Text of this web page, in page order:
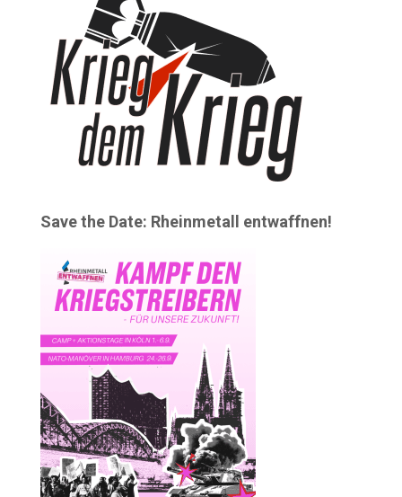
Save the Date: Rheinmetall entwaffnen!